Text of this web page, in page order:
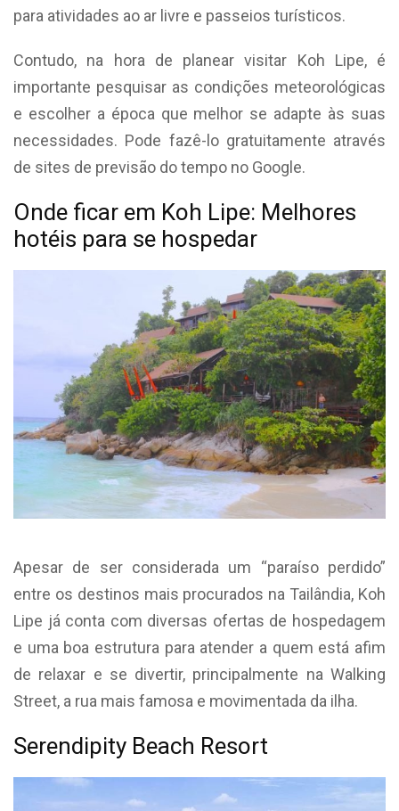
para atividades ao ar livre e passeios turísticos.
Contudo, na hora de planear visitar Koh Lipe, é
importante pesquisar as condições meteorológicas
e escolher a época que melhor se adapte às suas
necessidades. Pode fazê-lo gratuitamente através
de sites de previsão do tempo no Google.
Onde ficar em Koh Lipe: Melhores
hotéis para se hospedar
Apesar de ser considerada um “paraíso perdido”
entre os destinos mais procurados na Tailândia, Koh
Lipe já conta com diversas ofertas de hospedagem
e uma boa estrutura para atender a quem está afim
de relaxar e se divertir, principalmente na Walking
Street, a rua mais famosa e movimentada da ilha.
Serendipity Beach Resort